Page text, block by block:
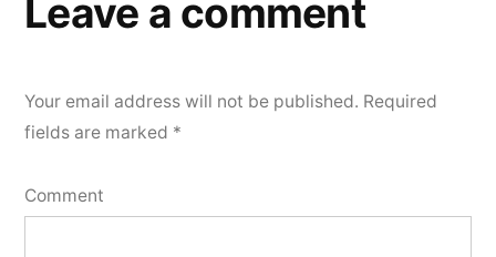
Leave a comment
Your email address will not be published. Required
fields are marked *
Comment